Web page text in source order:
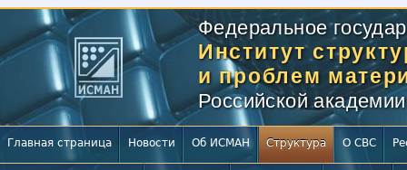
Федеральное
Институт
и проблем
Российской
Главная страница Новости Об ИСМАН Структура О СВС